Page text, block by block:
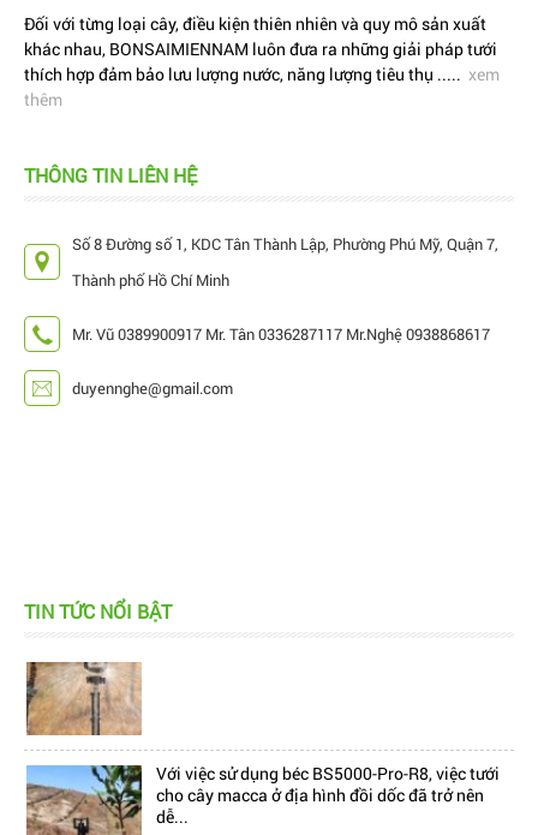
Đối với từng loại cây, điều kiện thiên nhiên và quy mô sản xuất
khác nhau, BONSAIMIENNAM luôn đưa ra những giải pháp tưới
thích hợp đảm bảo lưu lượng nước, năng lượng tiêu thụ ..... xem
thêm
THÔNG TIN LIÊN HỆ
Số 8 Đường số 1, KDC Tân Thành Lập, Phường Phú Mỹ, Quận 7,
Thành phố Hồ Chí Minh
Mr. Vũ 0389900917 Mr. Tân 0336287117 Mr.Nghệ 0938868617
duyennghe@gmail.com
TIN TỨC NỔI BẬTHiện nay, trên thị trường đang có rất nhiều mẫu
Với việc sử dụng béc BS5000-Pro-R8, việc tưới
cho cây macca ở địa hình đồi dốc đã trở nên
dễ...